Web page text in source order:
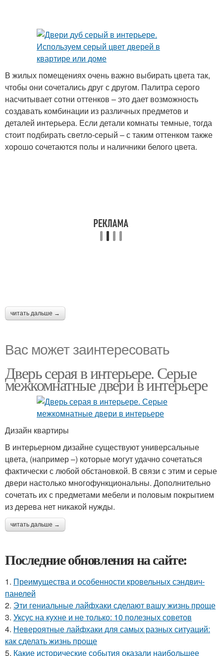
В жилых помещениях очень важно выбирать цвета так,
чтобы они сочетались друг с другом. Палитра серого
насчитывает сотни оттенков – это дает возможность
создавать комбинации из различных предметов и
деталей интерьера. Если детали комнаты темные, тогда
стоит подбирать светло-серый – с таким оттенком также
хорошо сочетаются полы и наличники белого цвета.
читать дальше →
Вас может заинтересовать
Дверь серая в интерьере. Серые
межкомнатные двери в интерьере
Дизайн квартиры
В интерьерном дизайне существуют универсальные
цвета, (например –) которые могут удачно сочетаться
фактически с любой обстановкой. В связи с этим и серые
двери настолько многофункциональны. Дополнительно
сочетать их с предметами мебели и половым покрытием
из дерева нет никакой нужды.
читать дальше →
Последние обновления на сайте:
1. Преимущества и особенности кровельных сэндвич-
панелей
2. Эти гениальные лайфхаки сделают вашу жизнь проще
3. Уксус на кухне и не только: 10 полезных советов
4. Невероятные лайфхаки для самых разных ситуаций:
как сделать жизнь проще
5. Какие исторические события оказали наибольшее